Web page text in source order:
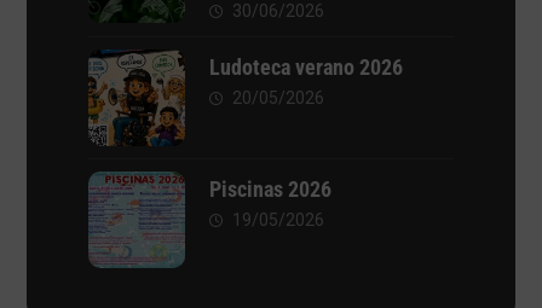
30/06/2026
Ludoteca verano 2026
20/05/2026
Piscinas 2026
19/05/2026